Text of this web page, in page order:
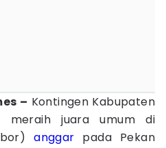
– Kontingen Kabupaten
meraih juara umum di
anggar pada Pekan